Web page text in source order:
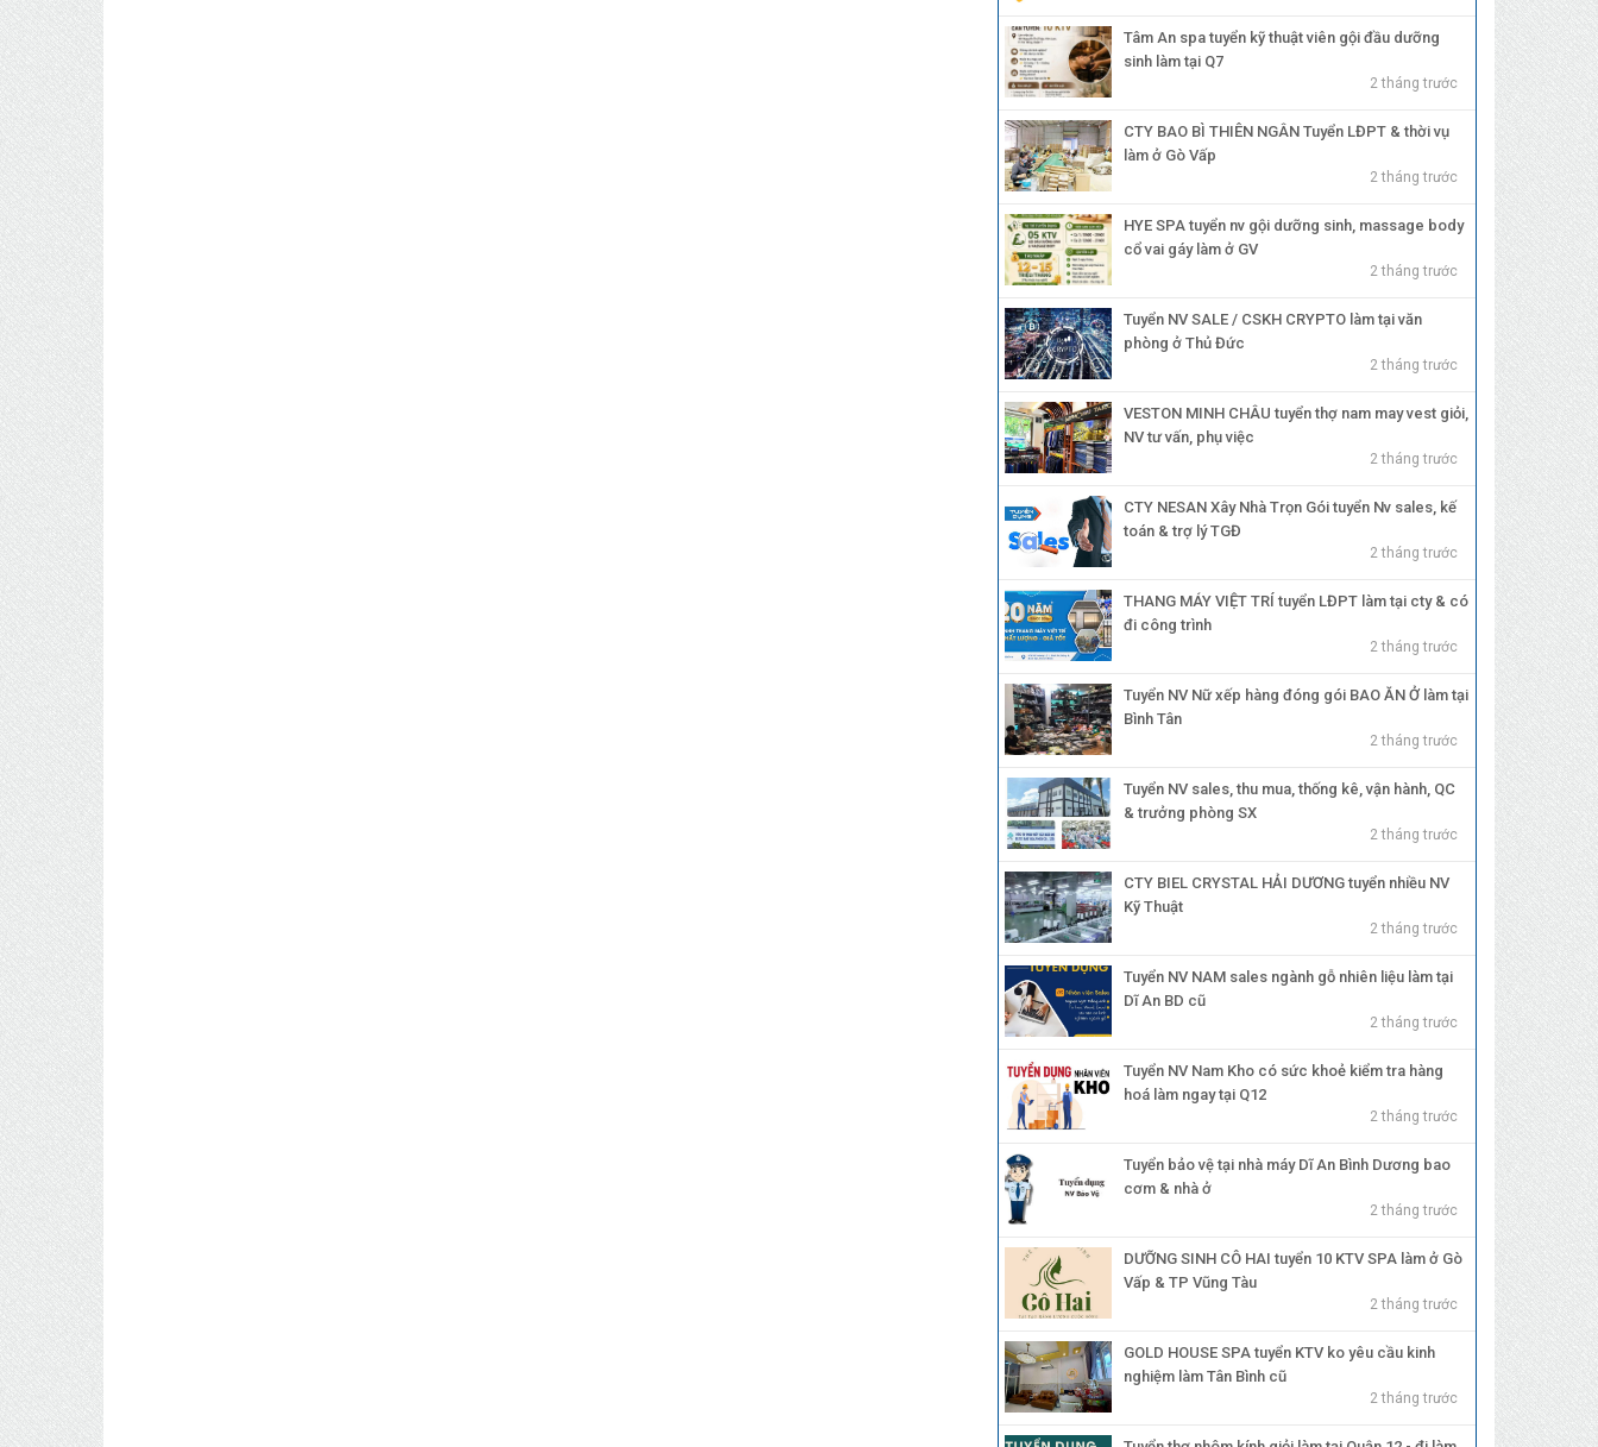
Tâm An spa tuyển kỹ thuật viên gội đầu dưỡng
sinh làm tại Q7
2 tháng trước
CTY BAO BÌ THIÊN NGÂN Tuyển LĐPT & thời vụ
làm ở Gò Vấp
2 tháng trước
HYE SPA tuyển nv gội dưỡng sinh, massage body
cổ vai gáy làm ở GV
2 tháng trước
Tuyển NV SALE / CSKH CRYPTO làm tại văn
phòng ở Thủ Đức
2 tháng trước
VESTON MINH CHÂU tuyển thợ nam may vest giỏi,
NV tư vấn, phụ việc
2 tháng trước
CTY NESAN Xây Nhà Trọn Gói tuyển Nv sales, kế
toán & trợ lý TGĐ
2 tháng trước
THANG MÁY VIỆT TRÍ tuyển LĐPT làm tại cty & có
đi công trình
2 tháng trước
Tuyển NV Nữ xếp hàng đóng gói BAO ĂN Ở làm tại
Bình Tân
2 tháng trước
Tuyển NV sales, thu mua, thống kê, vận hành, QC
& trưởng phòng SX
2 tháng trước
CTY BIEL CRYSTAL HẢI DƯƠNG tuyển nhiều NV
Kỹ Thuật
2 tháng trước
Tuyển NV NAM sales ngành gỗ nhiên liệu làm tại
Dĩ An BD cũ
2 tháng trước
Tuyển NV Nam Kho có sức khoẻ kiểm tra hàng
hoá làm ngay tại Q12
2 tháng trước
Tuyển bảo vệ tại nhà máy Dĩ An Bình Dương bao
cơm & nhà ở
2 tháng trước
DƯỠNG SINH CÔ HAI tuyển 10 KTV SPA làm ở Gò
Vấp & TP Vũng Tàu
2 tháng trước
GOLD HOUSE SPA tuyển KTV ko yêu cầu kinh
nghiệm làm Tân Bình cũ
2 tháng trước